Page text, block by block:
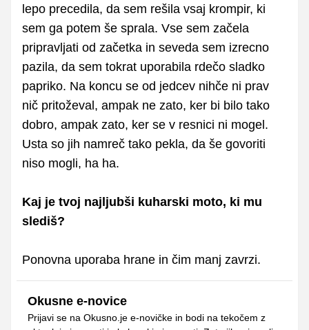
lepo precedila, da sem rešila vsaj krompir, ki
sem ga potem še sprala. Vse sem začela
pripravljati od začetka in seveda sem izrecno
pazila, da sem tokrat uporabila rdečo sladko
papriko. Na koncu se od jedcev nihče ni prav
nič pritoževal, ampak ne zato, ker bi bilo tako
dobro, ampak zato, ker se v resnici ni mogel.
Usta so jih namreč tako pekla, da še govoriti
niso mogli, ha ha.
Kaj je tvoj najljubši kuharski moto, ki mu
slediš?
Ponovna uporaba hrane in čim manj zavrzi.
Okusne e-novice
Prijavi se na Okusno.je e-novičke in bodi na tekočem z